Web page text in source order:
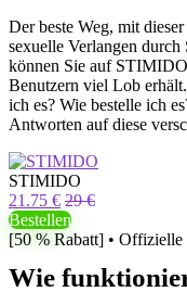
Der beste Weg, mit
sexuelle Verlangen
können Sie auf
Benutzern viel Lob
ich es? Wie bestelle ich
Antworten auf diese
STIMIDO
21.75 € 29 €
Bestellen
[50 % Rabatt] • Offizielle
Wie